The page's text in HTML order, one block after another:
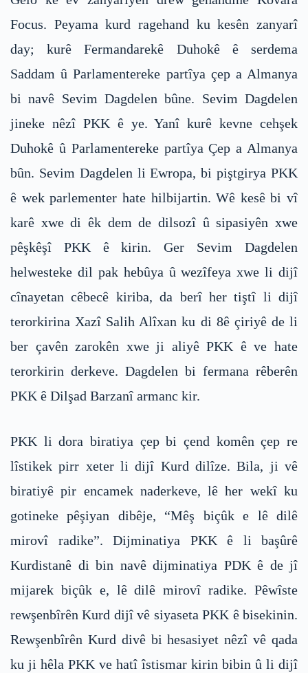
Focus. Peyama kurd ragehand ku kesên zanyarî
day; kurê Fermandarekê Duhokê ê serdema
Saddam û Parlamentereke partîya çep a Almanya
bi navê Sevim Dagdelen bûne. Sevim Dagdelen
jineke nêzî PKK ê ye. Yanî kurê kevne cehşek
Duhokê û Parlamentereke partîya Çep a Almanya
bûn. Sevim Dagdelen li Ewropa, bi piştgirya PKK
ê wek parlementer hate hilbijartin. Wê kesê bi vî
karê xwe di êk dem de dilsozî û sipasiyên xwe
pêşkêşî PKK ê kirin. Ger Sevim Dagdelen
helwesteke dil pak hebûya û wezîfeya xwe li dijî
cînayetan cêbecê kiriba, da berî her tiştî li dijî
terorkirina Xazî Salih Alîxan ku di 8ê çiriyê de li
ber çavên zarokên xwe ji aliyê PKK ê ve hate
terorkirin derkeve. Dagdelen bi fermana rêberên
PKK ê Dilşad Barzanî armanc kir.
PKK li dora biratiya çep bi çend komên çep re
lîstikek pirr xeter li dijî Kurd dilîze. Bila, ji vê
biratiyê pir encamek naderkeve, lê her wekî ku
gotineke pêşiyan dibêje, “Mêş biçûk e lê dilê
mirovî radike”. Dijminatiya PKK ê li başûrê
Kurdistanê di bin navê dijminatiya PDK ê de jî
mijarek biçûk e, lê dilê mirovî radike. Pêwîste
rewşenbîrên Kurd dijî vê siyaseta PKK ê bisekinin.
Rewşenbîrên Kurd divê bi hesasiyet nêzî vê qada
ku ji hêla PKK ve hatî îstismar kirin bibin û li dijî